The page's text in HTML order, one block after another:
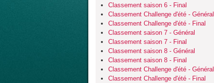
Classement saison 6 - Final
Classement Challenge d'été - Général
Classement Challenge d'été - Final
Classement saison 7 - Général
Classement saison 7 - Final
Classement saison 8 - Général
Classement saison 8 - Final
Classement Challenge d'été - Général
Classement Challenge d'été - Final